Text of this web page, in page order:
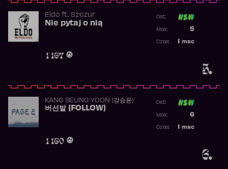
5.
Eldoft. Szczur
Nie pytaj o nią
1 167
Ost:
5
Max:
msc
Czas:
6.
KANG SEUNG YOON (강승윤)
버선발 (FOLLOW)
1 160
Ost:
6
Max:
msc
Czas: